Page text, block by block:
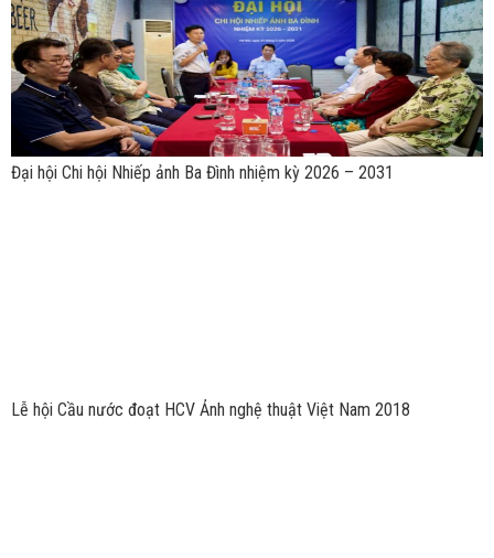
Đại hội Chi hội Nhiếp ảnh Ba Đình nhiệm kỳ 2026 – 2031
Lễ hội Cầu nước đoạt HCV Ảnh nghệ thuật Việt Nam 2018